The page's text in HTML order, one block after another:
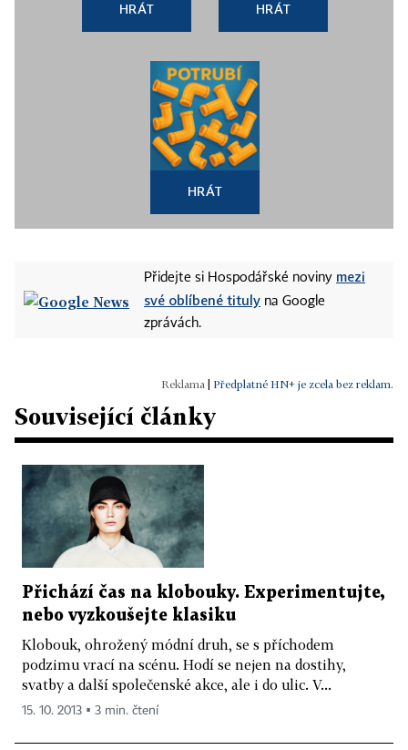
HRÁT HRÁT
HRÁT
Přidejte si Hospodářské noviny mezi
své oblíbené tituly na Google
zprávách.
Předplatné HN+ je zcela bez reklam.
Související články
Přichází čas na klobouky. Experimentujte,
nebo vyzkoušejte klasiku
Klobouk, ohrožený módní druh, se s příchodem
podzimu vrací na scénu. Hodí se nejen na dostihy,
svatby a další společenské akce, ale i do ulic. V...
15. 10. 2013 ▪ 3 min. čtení